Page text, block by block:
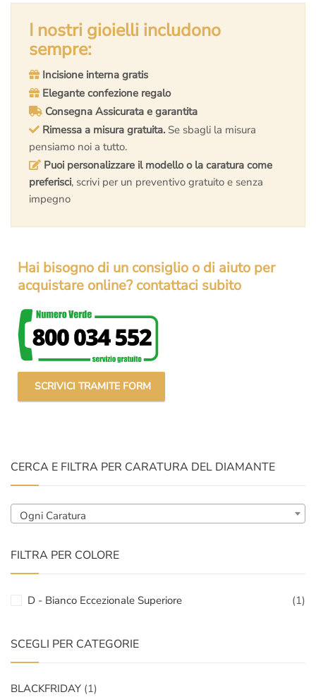
originale
€22.500,00.
attuale
€16.270,00.
I nostri gioielli includono
sempre:
Incisione interna gratis
Elegante confezione regalo
Consegna Assicurata e garantita
Rimessa a misura gratuita. Se sbagli la misura
pensiamo noi a tutto.
Puoi personalizzare il modello o la caratura come
preferisci, scrivi per un preventivo gratuito e senza
impegno
Hai bisogno di un consiglio o di aiuto per
acquistare online? contattaci subito
SCRIVICI TRAMITE FORM
CERCA E FILTRA PER CARATURA DEL DIAMANTE
Ogni Caratura
FILTRA PER COLORE
D - Bianco Eccezionale Superiore (1)
SCEGLI PER CATEGORIE
BLACKFRIDAY (1)